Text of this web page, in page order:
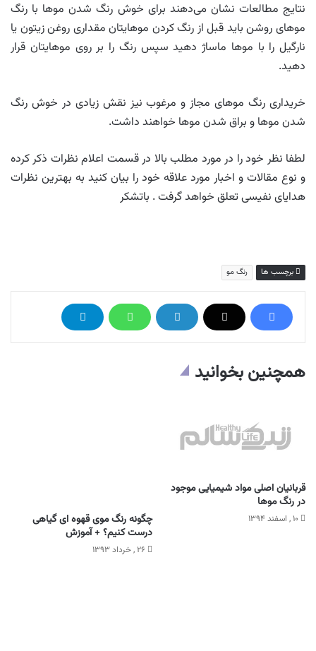
نتایج مطالعات نشان می‌دهند برای خوش رنگ شدن موها با رنگ
موهای روشن باید قبل از رنگ کردن موهایتان مقداری روغن زیتون یا
نارگیل را با موها ماساژ دهید سپس رنگ را بر روی موهایتان قرار
دهید.
خریداری رنگ موهای مجاز و مرغوب نیز نقش زیادی در خوش رنگ
شدن موها و براق شدن موها خواهند داشت.
لطفا نظر خود را در مورد مطلب بالا در قسمت اعلام نظرات ذکر کرده
و نوع مقالات و اخبار مورد علاقه خود را بیان کنید به بهترین نظرات
هدایای نفیسی تعلق خواهد گرفت . باتشکر
برچسب ها رنگ مو
همچنین بخوانید
قربانیان اصلی مواد شیمیایی موجود
در رنگ موها
۱۰ , اسفند ۱۳۹۴
چگونه رنگ موی قهوه ای گیاهی
درست کنیم؟ + آموزش
۲۶ , خرداد ۱۳۹۳